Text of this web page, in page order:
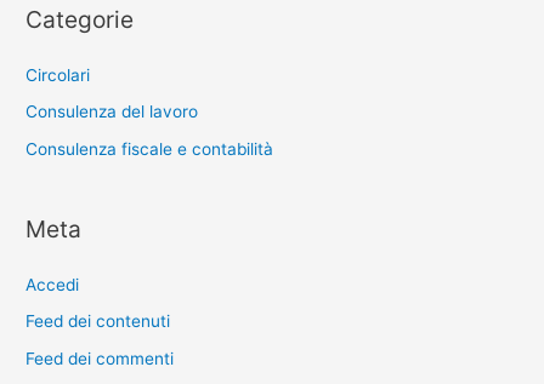
Categorie
Circolari
Consulenza del lavoro
Consulenza fiscale e contabilità
Meta
Accedi
Feed dei contenuti
Feed dei commenti